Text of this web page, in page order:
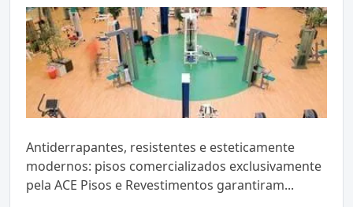
Antiderrapantes, resistentes e esteticamente
modernos: pisos comercializados exclusivamente
pela ACE Pisos e Revestimentos garantiram...